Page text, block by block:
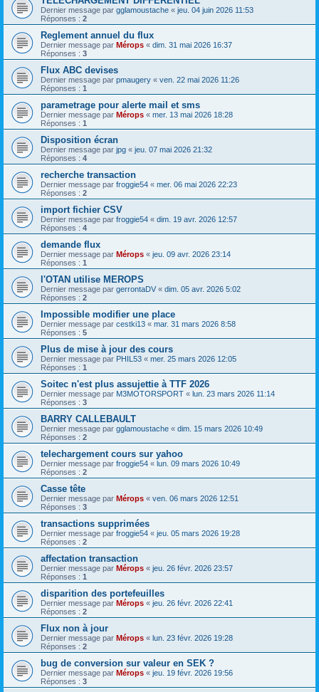
Dernier message par gglamoustache « jeu. 04 juin 2026 11:53
Réponses : 2
Reglement annuel du flux
Dernier message par Mérops « dim. 31 mai 2026 16:37
Réponses : 3
Flux ABC devises
Dernier message par pmaugery « ven. 22 mai 2026 11:26
Réponses : 1
parametrage pour alerte mail et sms
Dernier message par Mérops « mer. 13 mai 2026 18:28
Réponses : 1
Disposition écran
Dernier message par jpg « jeu. 07 mai 2026 21:32
Réponses : 4
recherche transaction
Dernier message par froggie54 « mer. 06 mai 2026 22:23
Réponses : 2
import fichier CSV
Dernier message par froggie54 « dim. 19 avr. 2026 12:57
Réponses : 4
demande flux
Dernier message par Mérops « jeu. 09 avr. 2026 23:14
Réponses : 1
l'OTAN utilise MEROPS
Dernier message par gerrontaDV « dim. 05 avr. 2026 5:02
Réponses : 2
Impossible modifier une place
Dernier message par cestki13 « mar. 31 mars 2026 8:58
Réponses : 5
Plus de mise à jour des cours
Dernier message par PHIL53 « mer. 25 mars 2026 12:05
Réponses : 1
Soitec n'est plus assujettie à TTF 2026
Dernier message par M3MOTORSPORT « lun. 23 mars 2026 11:14
Réponses : 3
BARRY CALLEBAULT
Dernier message par gglamoustache « dim. 15 mars 2026 10:49
Réponses : 2
telechargement cours sur yahoo
Dernier message par froggie54 « lun. 09 mars 2026 10:49
Réponses : 2
Casse tête
Dernier message par Mérops « ven. 06 mars 2026 12:51
Réponses : 3
transactions supprimées
Dernier message par froggie54 « jeu. 05 mars 2026 19:28
Réponses : 2
affectation transaction
Dernier message par Mérops « jeu. 26 févr. 2026 23:57
Réponses : 1
disparition des portefeuilles
Dernier message par Mérops « jeu. 26 févr. 2026 22:41
Réponses : 2
Flux non à jour
Dernier message par Mérops « lun. 23 févr. 2026 19:28
Réponses : 2
bug de conversion sur valeur en SEK ?
Dernier message par Mérops « jeu. 19 févr. 2026 19:56
Réponses : 3